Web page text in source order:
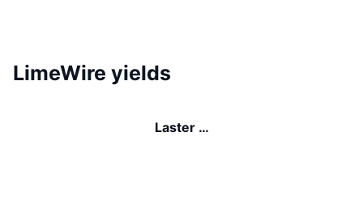
LimeWire yields
Laster …